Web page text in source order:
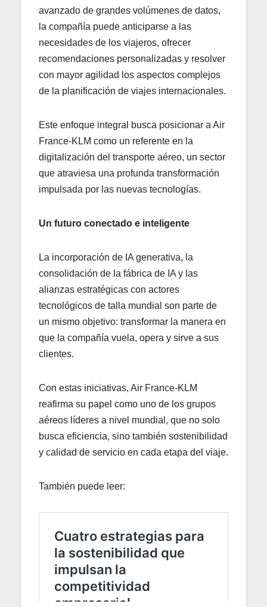
avanzado de grandes volúmenes de datos,
la compañía puede anticiparse a las
necesidades de los viajeros, ofrecer
recomendaciones personalizadas y resolver
con mayor agilidad los aspectos complejos
de la planificación de viajes internacionales.
Este enfoque integral busca posicionar a Air
France-KLM como un referente en la
digitalización del transporte aéreo, un sector
que atraviesa una profunda transformación
impulsada por las nuevas tecnologías.
Un futuro conectado e inteligente
La incorporación de IA generativa, la
consolidación de la fábrica de IA y las
alianzas estratégicas con actores
tecnológicos de talla mundial son parte de
un mismo objetivo: transformar la manera en
que la compañía vuela, opera y sirve a sus
clientes.
Con estas iniciativas, Air France-KLM
reafirma su papel como uno de los grupos
aéreos líderes a nivel mundial, que no solo
busca eficiencia, sino también sostenibilidad
y calidad de servicio en cada etapa del viaje.
También puede leer: